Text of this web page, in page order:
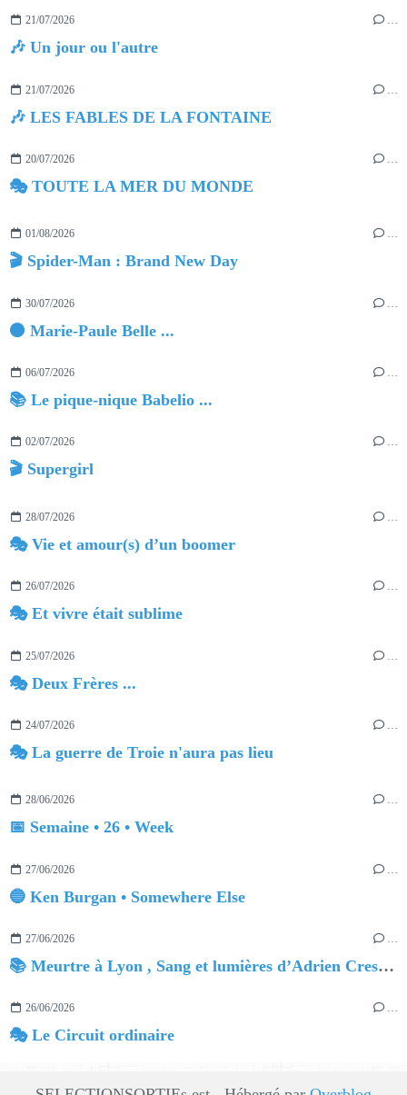
21/07/2026 …
🎶 Un jour ou l'autre
21/07/2026
🎶 LES FABLES DE LA FONTAINE
20/07/2026 …
🎭 TOUTE LA MER DU MONDE
01/08/2026 …
🎬 Spider-Man : Brand New Day
30/07/2026
⚫ Marie-Paule Belle ...
06/07/2026 …
📚 Le pique-nique Babelio ...
02/07/2026 …
🎬 Supergirl
28/07/2026 …
🎭 Vie et amour(s) d’un boomer
26/07/2026 …
🎭 Et vivre était sublime
25/07/2026
🎭 Deux Frères ...
24/07/2026 …
🎭 La guerre de Troie n'aura pas lieu
28/06/2026 …
📅 Semaine • 26 • Week
27/06/2026
🔵 Ken Burgan • Somewhere Else
27/06/2026 …
📚 Meurtre à Lyon , Sang et lumières d’Adrien Crespin
26/06/2026 …
🎭 Le Circuit ordinaire